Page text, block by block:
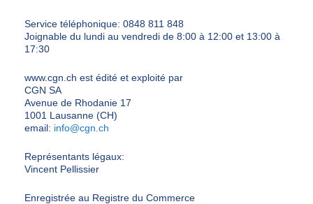
Service téléphonique: 0848 811 848
Joignable du lundi au vendredi de 8:00 à 12:00 et 13:00 à
17:30
www.cgn.ch est édité et exploité par
CGN SA
Avenue de Rhodanie 17
1001 Lausanne (CH)
email: info@cgn.ch
Représentants légaux:
Vincent Pellissier
Enregistrée au Registre du Commerce